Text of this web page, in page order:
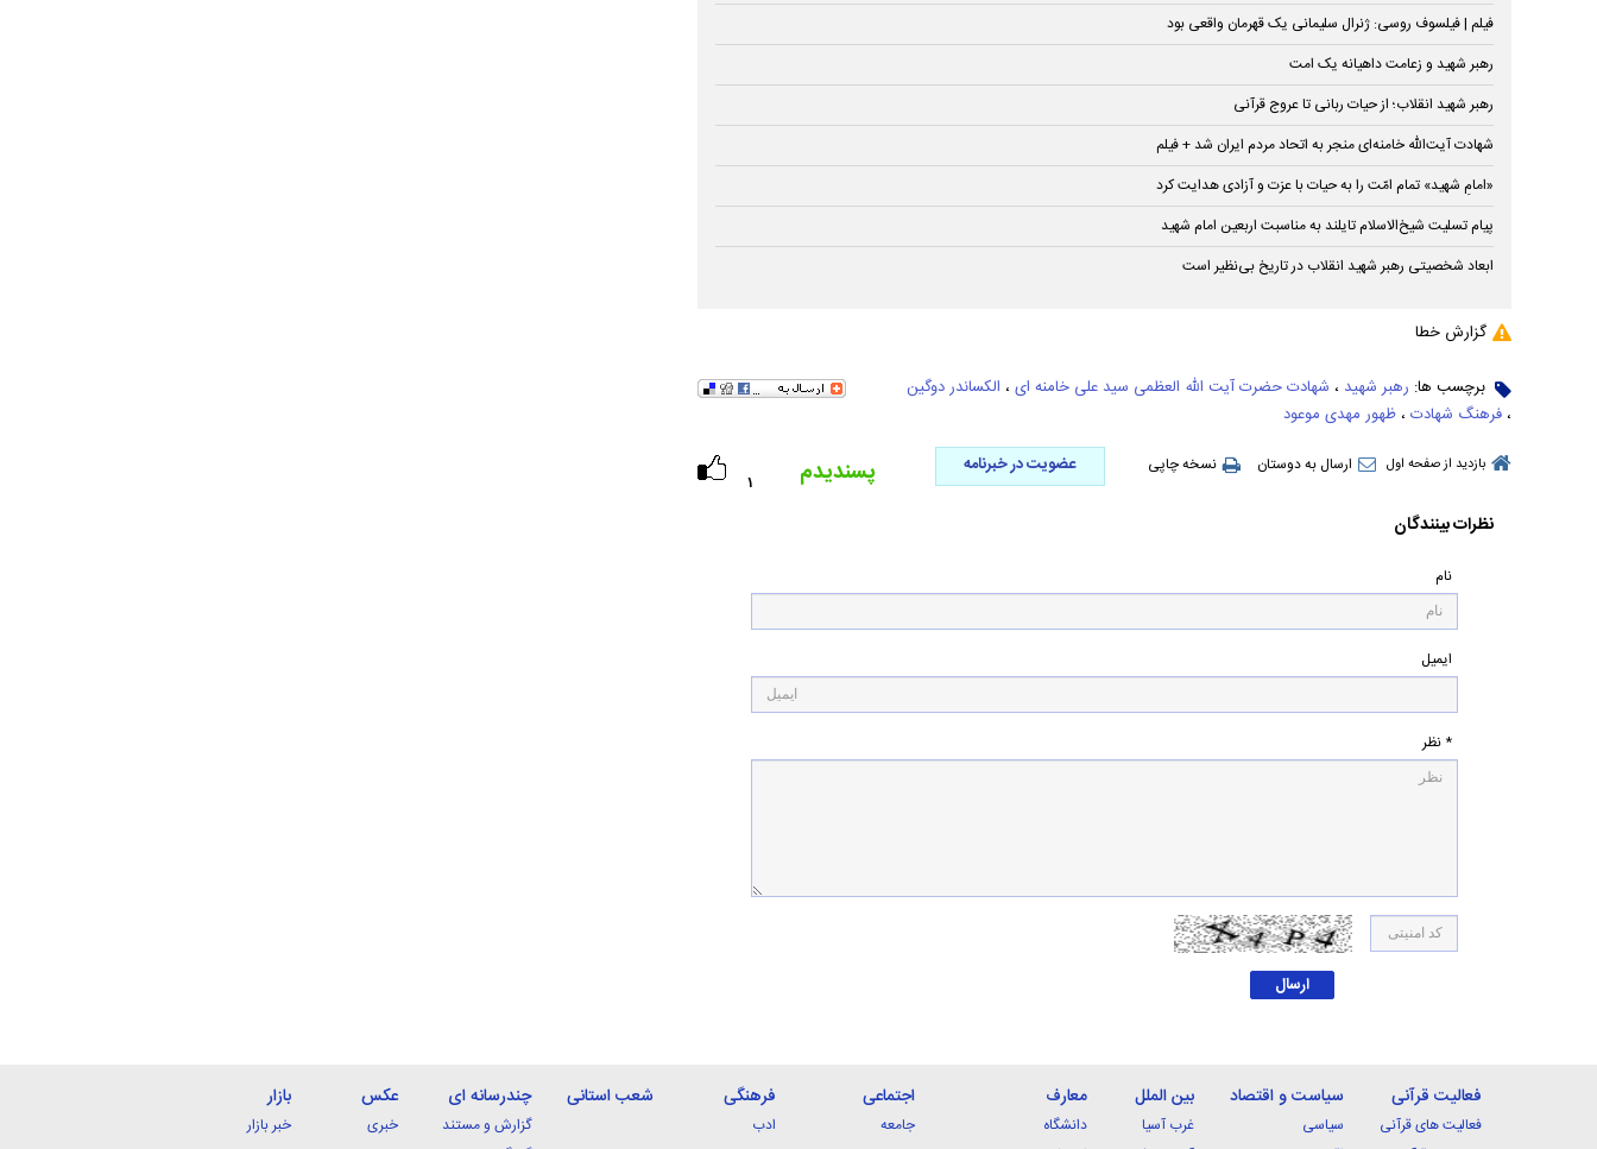
فیلم | فیلسوف روسی: ژنرال سلیمانی یک قهرمان واقعی بود
رهبر شهید و زعامت داهیانه یک امت
رهبر شهید انقلاب؛ از حیات ربانی تا عروج قرآنی
شهادت آیت‌الله خامنه‌ای منجر به اتحاد مردم ایران شد + فیلم
«امامِ شهید» تمام امّت را به حیات با ‌عزت و آزادی هدایت کرد
پیام تسلیت شیخ‌الاسلام تایلند به مناسبت اربعین امام شهید
ابعاد شخصیتی رهبر شهید انقلاب در تاریخ بی‌نظیر است
گزارش خطا
برچسب ها: رهبر شهید ، شهادت حضرت آیت الله العظمی سید علی خامنه ای ، الکساندر دوگین
، فرهنگ شهادت ، ظهور مهدی موعود
بازدید از صفحه اول ارسال به دوستان نسخه چاپی عضویت در خبرنامه
۱ پسندیدم
نظرات بینندگان
نام
ایمیل
* نظر
فعالیت قرآنی
فعالیت های قرآنی
سیاست و اقتصاد
سیاسی
بین الملل
غرب آسیا
معارف
دانشگاه
اجتماعی
جامعه
فرهنگی
ادب
شعب استانی چندرسانه ای
گزارش و مستند
عکس
خبری
بازار
خبر بازار